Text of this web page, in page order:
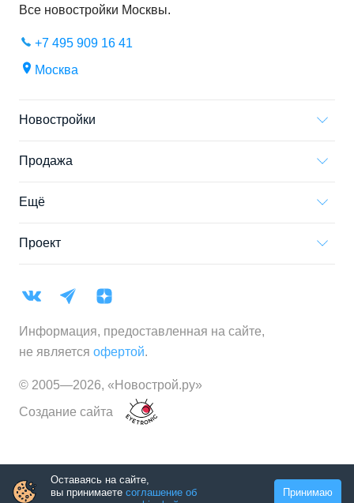
Все новостройки Москвы.
+7 495 909 16 41
Москва
Новостройки
Продажа
Ещё
Проект
Информация, предоставленная на сайте,
не является офертой.
© 2005—2026, «Новострой.ру»
Создание сайта
Оставаясь на сайте,
вы принимаете соглашение об
Принимаю